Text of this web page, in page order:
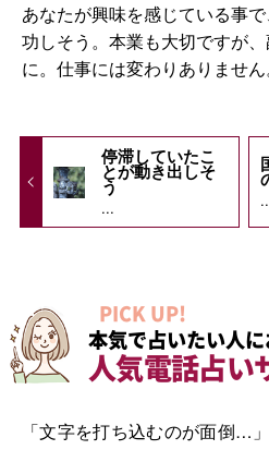
あなたが興味を感じている事
功しそう。本業も大切ですが
に。仕事には変わりありません
停滞していたこ
とが動き出しそ
う
...
PICK UP!
本気で占いたい人
人気電話占い
「文字を打ち込むのが面倒…